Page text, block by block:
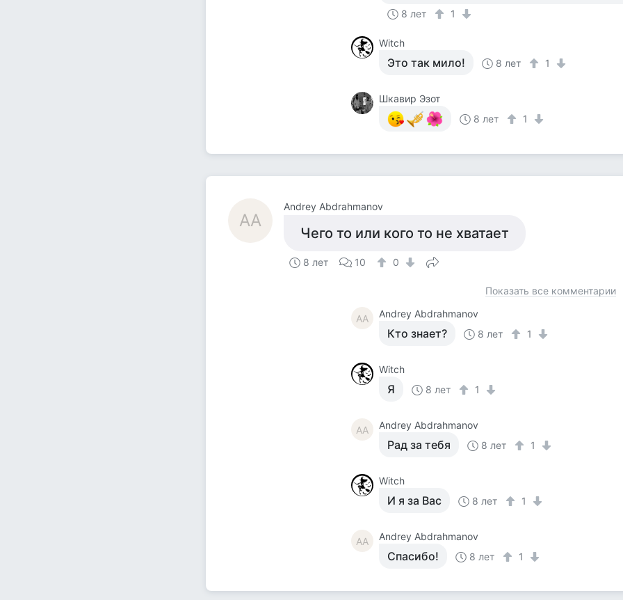
8 лет 1
Witch
Это так мило! 8 лет 1
Шкавир Эзот
8 лет
1
AA
Andrey Abdrahmanov
Чего то или кого то не хватает
8 лет 10 0
Показать все комментарии
AA Andrey Abdrahmanov
Кто знает? 8 лет 1
Witch
Я 8 лет 1
AA Andrey Abdrahmanov
Рад за тебя 8 лет 1
Witch
И я за Вас 8 лет 1
AA Andrey Abdrahmanov
Спасибо! 8 лет 1